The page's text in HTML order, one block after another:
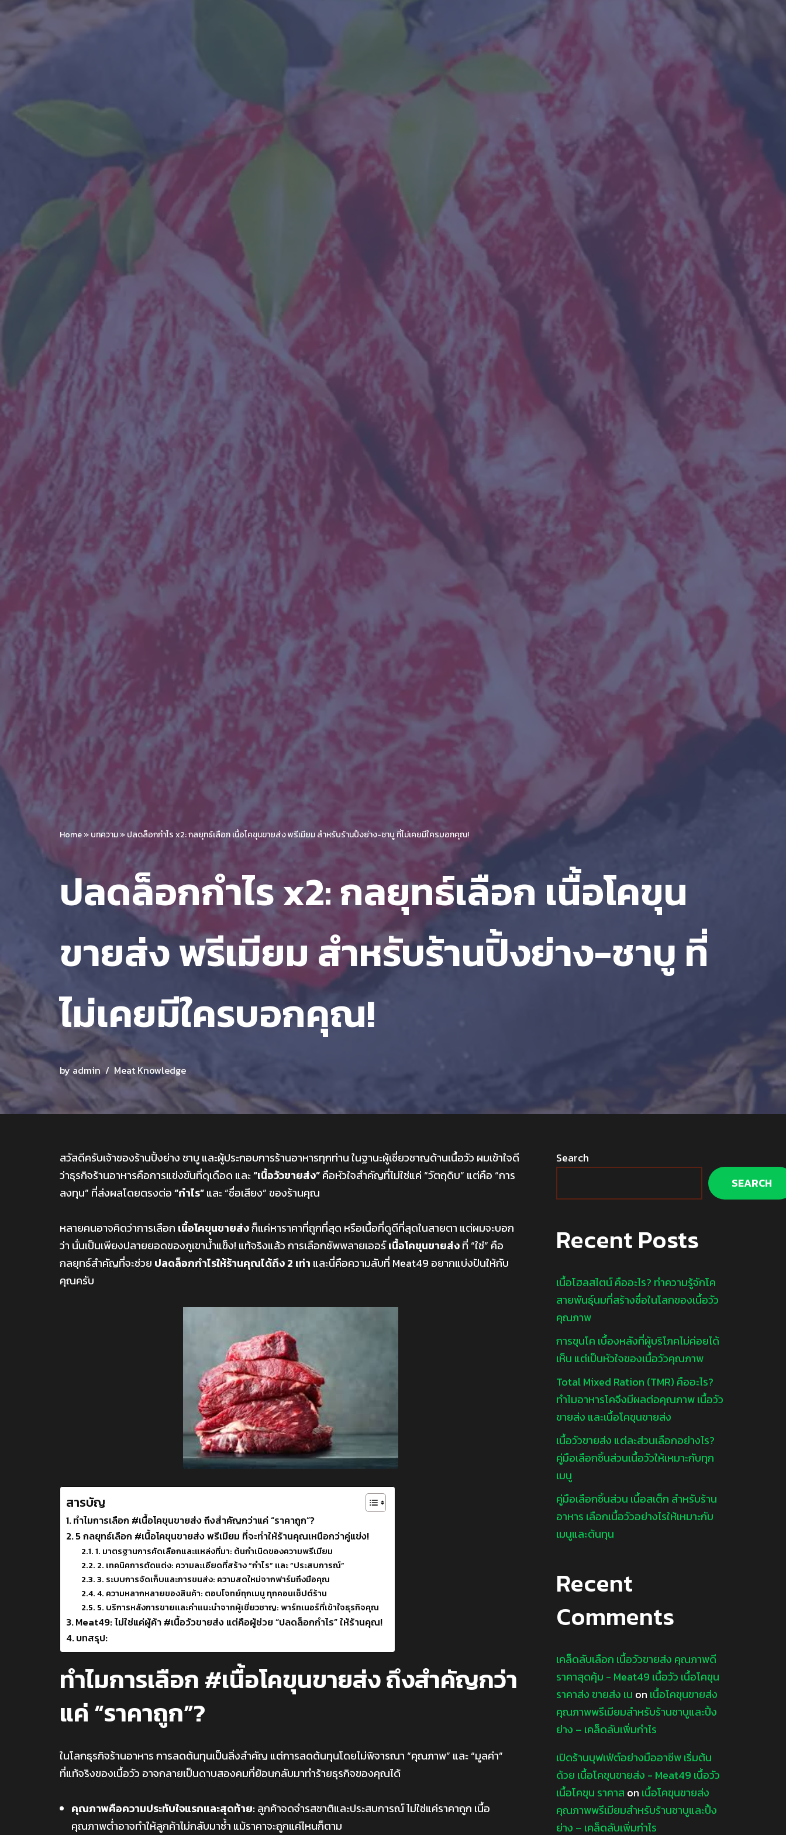
Home»บทความ»ปลดล็อกกำไร x2: กลยุทธ์เลือก เนื้อโคขุนขายส่ง พรีเมียม สำหรับร้านปิ้งย่าง-ชาบู ที่ไม่เคยมีใครบอกคุณ!
ปลดล็อกกำไร x2: กลยุทธ์เลือก เนื้อโคขุน
ขายส่ง พรีเมียม สำหรับร้านปิ้งย่าง-ชาบู ที่
ไม่เคยมีใครบอกคุณ!
by admin Meat Knowledge
สวัสดีครับเจ้าของร้านปิ้งย่าง ชาบู และผู้ประกอบการร้านอาหารทุกท่าน ในฐานะผู้เชี่ยวชาญด้านเนื้อวัว ผมเข้าใจดี
ว่าธุรกิจร้านอาหารคือการแข่งขันที่ดุเดือด และ“เนื้อวัวขายส่ง”คือหัวใจสำคัญที่ไม่ใช่แค่ “วัตถุดิบ” แต่คือ “การ
ลงทุน” ที่ส่งผลโดยตรงต่อ“กำไร”และ “ชื่อเสียง” ของร้านคุณ
หลายคนอาจคิดว่าการเลือก เนื้อโคขุนขายส่งก็แค่หาราคาที่ถูกที่สุด หรือเนื้อที่ดูดีที่สุดในสายตา แต่ผมจะบอก
ว่า นั่นเป็นเพียงปลายยอดของภูเขาน้ำแข็ง! แท้จริงแล้ว การเลือกซัพพลายเออร์เนื้อโคขุนขายส่งที่ “ใช่” คือ
กลยุทธ์สำคัญที่จะช่วย ปลดล็อกกำไรให้ร้านคุณได้ถึง 2 เท่า และนี่คือความลับที่ Meat49 อยากแบ่งปันให้กับ
คุณครับ
สารบัญ
ทำไมการเลือก #เนื้อโคขุนขายส่ง ถึงสำคัญกว่าแค่ “ราคาถูก”?
5 กลยุทธ์เลือก #เนื้อโคขุนขายส่ง พรีเมียม ที่จะทำให้ร้านคุณเหนือกว่าคู่แข่ง!
1. มาตรฐานการคัดเลือกและแหล่งที่มา: ต้นกำเนิดของความพรีเมียม
2. เทคนิคการตัดแต่ง: ความละเอียดที่สร้าง “กำไร” และ “ประสบการณ์”
3. ระบบการจัดเก็บและการขนส่ง: ความสดใหม่จากฟาร์มถึงมือคุณ
4. ความหลากหลายของสินค้า: ตอบโจทย์ทุกเมนู ทุกคอนเซ็ปต์ร้าน
5. บริการหลังการขายและคำแนะนำจากผู้เชี่ยวชาญ: พาร์ทเนอร์ที่เข้าใจธุรกิจคุณ
Meat49: ไม่ใช่แค่ผู้ค้า #เนื้อวัวขายส่ง แต่คือผู้ช่วย “ปลดล็อกกำไร” ให้ร้านคุณ!
บทสรุป:
ทำไมการเลือก #เนื้อโคขุนขายส่ง ถึงสำคัญกว่า
แค่ “ราคาถูก”?
ในโลกธุรกิจร้านอาหาร การลดต้นทุนเป็นสิ่งสำคัญ แต่การลดต้นทุนโดยไม่พิจารณา “คุณภาพ” และ “มูลค่า”
ที่แท้จริงของเนื้อวัว อาจกลายเป็นดาบสองคมที่ย้อนกลับมาทำร้ายธุรกิจของคุณได้
คุณภาพคือความประทับใจแรกและสุดท้าย:ลูกค้าจดจำรสชาติและประสบการณ์ ไม่ใช่แค่ราคาถูก เนื้อ
คุณภาพต่ำอาจทำให้ลูกค้าไม่กลับมาซ้ำ แม้ราคาจะถูกแค่ไหนก็ตาม
Search
SEARCH
Recent Posts
เนื้อโฮลสไตน์ คืออะไร? ทำความรู้จักโค
สายพันธุ์นมที่สร้างชื่อในโลกของเนื้อวัว
คุณภาพ
การขุนโค เบื้องหลังที่ผู้บริโภคไม่ค่อยได้
เห็น แต่เป็นหัวใจของเนื้อวัวคุณภาพ
Total Mixed Ration (TMR) คืออะไร?
ทำไมอาหารโคจึงมีผลต่อคุณภาพ เนื้อวัว
ขายส่ง และเนื้อโคขุนขายส่ง
เนื้อวัวขายส่ง แต่ละส่วนเลือกอย่างไร?
คู่มือเลือกชิ้นส่วนเนื้อวัวให้เหมาะกับทุก
เมนู
คู่มือเลือกชิ้นส่วน เนื้อสเต็ก สำหรับร้าน
อาหาร เลือกเนื้อวัวอย่างไรให้เหมาะกับ
เมนูและต้นทุน
Recent
Comments
เคล็ดลับเลือก เนื้อวัวขายส่ง คุณภาพดี
ราคาสุดคุ้ม - Meat49 เนื้อวัว เนื้อโคขุน
ราคาส่ง ขายส่ง เน on เนื้อโคขุนขายส่ง
คุณภาพพรีเมียมสำหรับร้านชาบูและปิ้ง
ย่าง – เคล็ดลับเพิ่มกำไร
เปิดร้านบุฟเฟ่ต์อย่างมืออาชีพ เริ่มต้น
ด้วย เนื้อโคขุนขายส่ง - Meat49 เนื้อวัว
เนื้อโคขุน ราคาส on เนื้อโคขุนขายส่ง
คุณภาพพรีเมียมสำหรับร้านชาบูและปิ้ง
ย่าง – เคล็ดลับเพิ่มกำไร